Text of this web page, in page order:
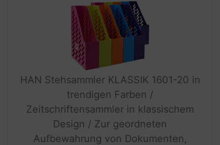
HAN Stehsammler KLASSIK 1601-20 in
trendigen Farben /
Zeitschriftensammler in klassischem
Design / Zur geordneten
Aufbewahrung von Dokumenten,